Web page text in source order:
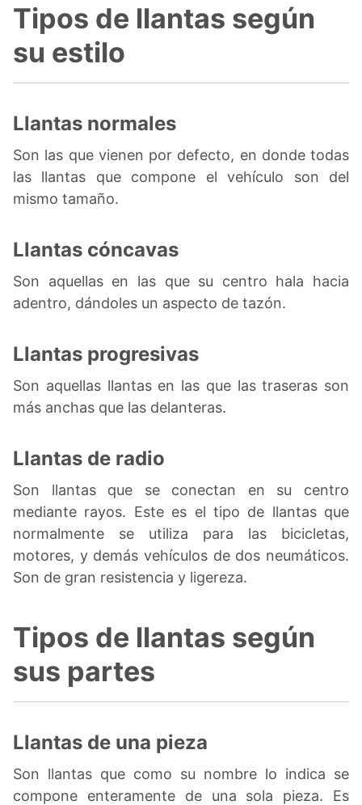
Tipos de llantas según
su estilo
Llantas normales
Son las que vienen por defecto, en donde todas
las llantas que compone el vehículo son del
mismo tamaño.
Llantas cóncavas
Son aquellas en las que su centro hala hacia
adentro, dándoles un aspecto de tazón.
Llantas progresivas
Son aquellas llantas en las que las traseras son
más anchas que las delanteras.
Llantas de radio
Son llantas que se conectan en su centro
mediante rayos. Este es el tipo de llantas que
normalmente se utiliza para las bicicletas,
motores, y demás vehículos de dos neumáticos.
Son de gran resistencia y ligereza.
Tipos de llantas según
sus partes
Llantas de una pieza
Son llantas que como su nombre lo indica se
compone enteramente de una sola pieza. Es